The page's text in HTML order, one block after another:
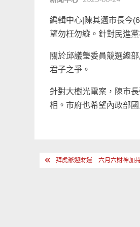
編輯中心|陳其邁市長今
望勿枉勿縱。針對民進
關於邱議瑩委員競選總
君子之爭。
針對大樹光電案，陳市
相。市府也希望內政部
文 拜虎爺迎財運 六月六財神加